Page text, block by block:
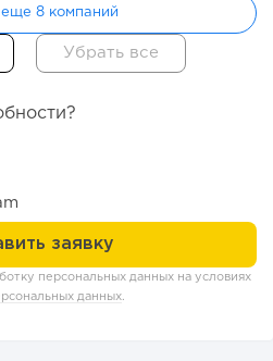
лучшие мероприятия месяца
еще 8 компаний
персональных данных на условиях
данных.